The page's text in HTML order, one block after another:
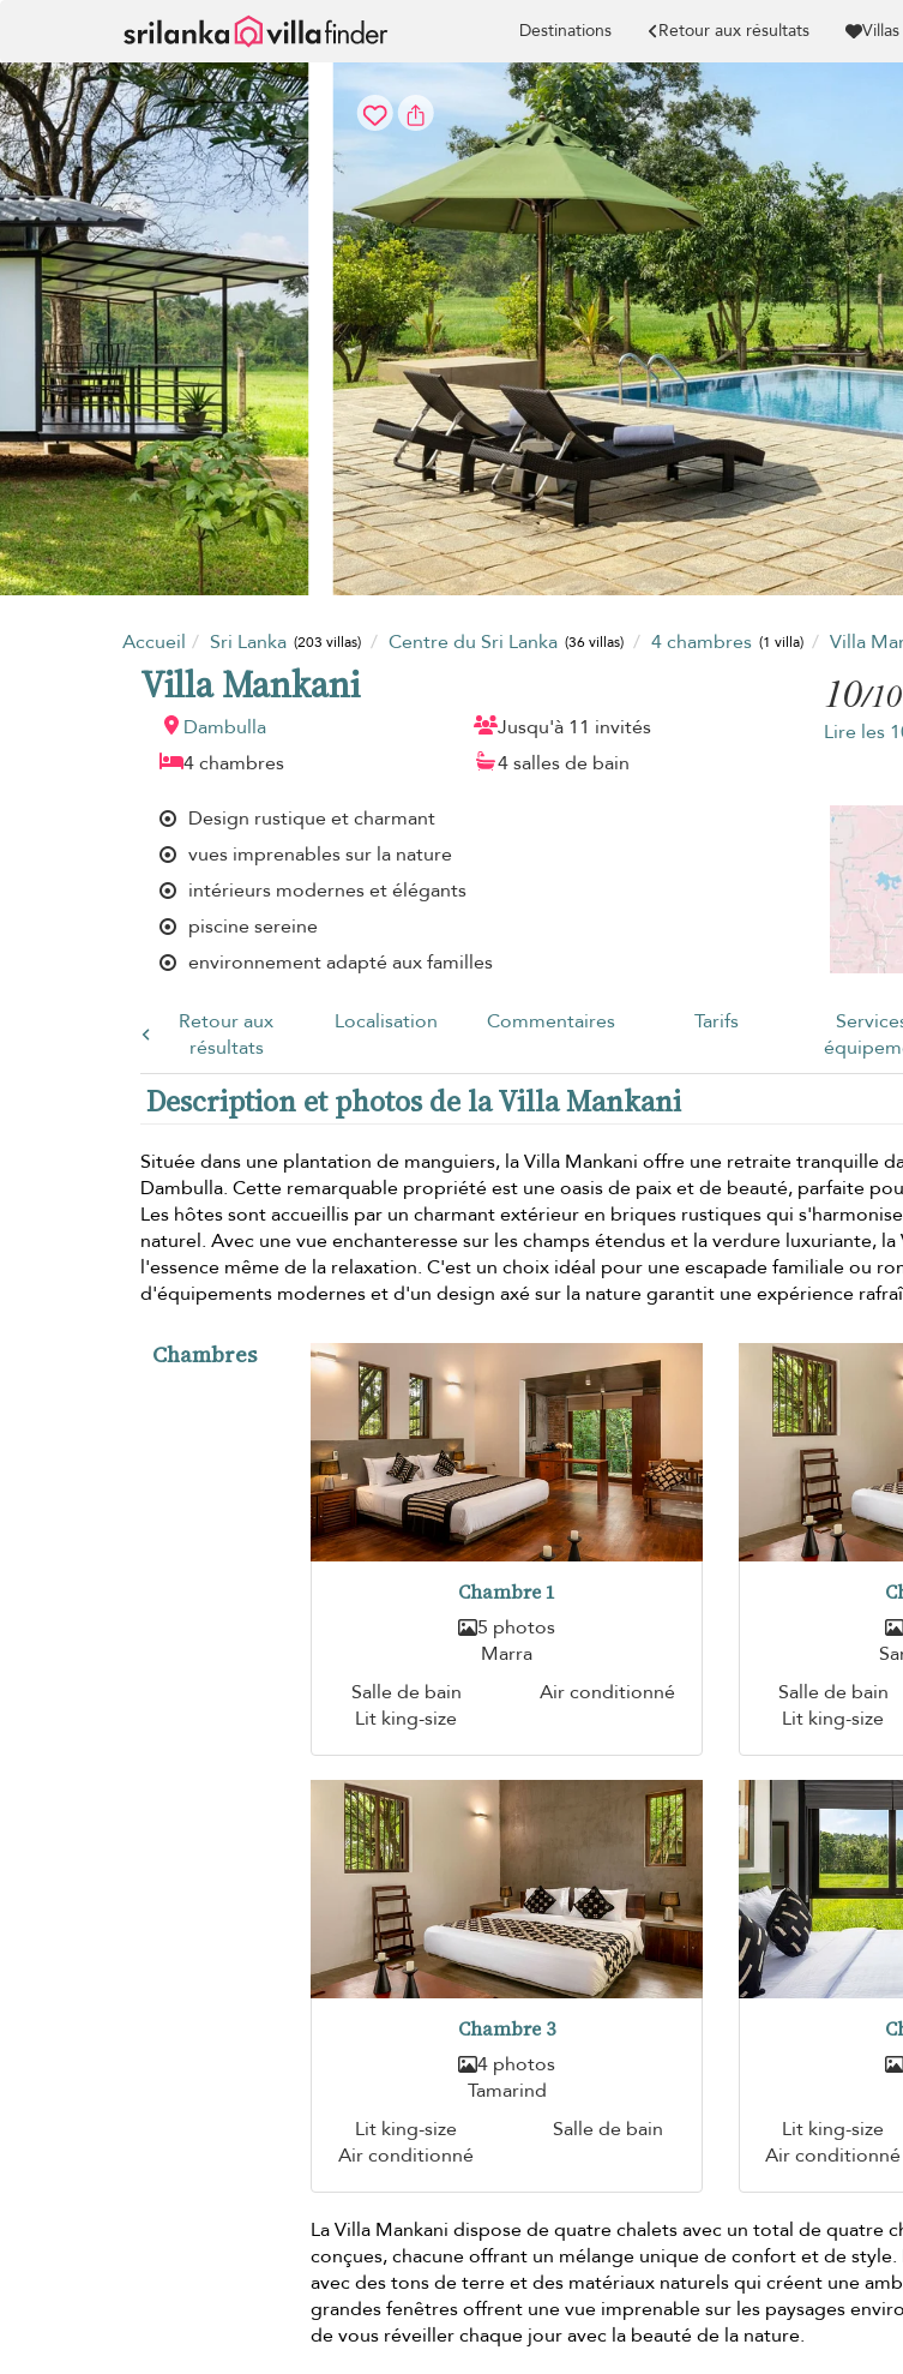
Destinations Retour aux résultats
Accueil Sri Lanka (203 villas) Centre du Sri Lanka (36 villas) 4 chambres (1 villa) Villa
Villa Mankani
Dambulla
Jusqu'à 11 invités
4 chambres
4 salles de bain
10/10
Lire les
Design rustique et charmant
vues imprenables sur la nature
intérieurs modernes et élégants
piscine sereine
environnement adapté aux familles
Retour aux
résultats
Localisation Commentaires Tarifs
Description et photos de la Villa Mankani
Située dans une plantation de manguiers, la Villa Mankani offre une retraite tranquille
Dambulla. Cette remarquable propriété est une oasis de paix et de beauté, parfaite
Les hôtes sont accueillis par un charmant extérieur en briques rustiques qui
naturel. Avec une vue enchanteresse sur les champs étendus et la verdure luxuriante,
l'essence même de la relaxation. C'est un choix idéal pour une escapade familiale ou
d'équipements modernes et d'un design axé sur la nature garantit une expérience
Chambres
Chambre 1
5 photos
Marra
Salle de bain
Air conditionné
Lit king-size
Salle de bain
Lit king-size
Chambre 3
4 photos
Tamarind
Lit king-size
Salle de bain
Air conditionné
Lit king-size
Air conditionné
La Villa Mankani dispose de quatre chalets avec un total de quatre
conçues, chacune offrant un mélange unique de confort et de
avec des tons de terre et des matériaux naturels qui créent une
grandes fenêtres offrent une vue imprenable sur les paysages
de vous réveiller chaque jour avec la beauté de la nature.
Vos paramètres de cookies